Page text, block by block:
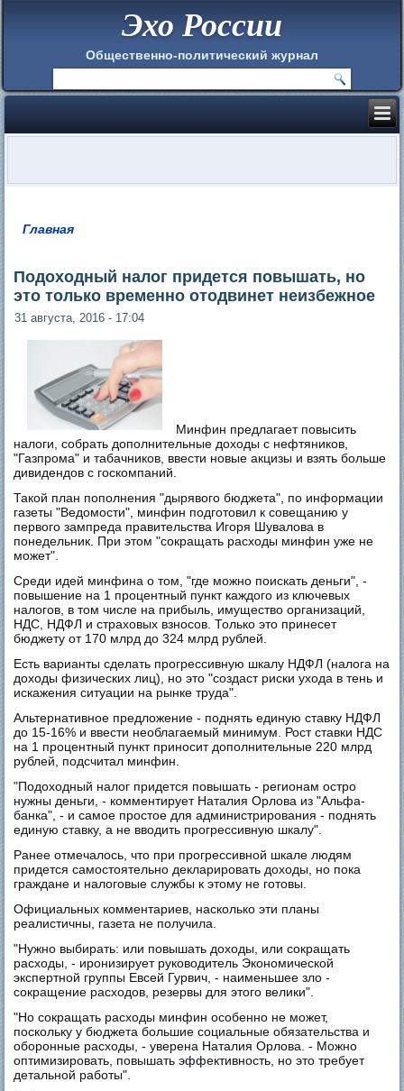
Эхо России
Общественно-политический журнал
Главная
Подоходный налог придется повышать, но
это только временно отодвинет неизбежное
31 августа, 2016 - 17:04
Минфин предлагает повысить
налоги, собрать дополнительные доходы с нефтяников,
"Газпрома" и табачников, ввести новые акцизы и взять больше
дивидендов с госкомпаний.
Такой план пополнения "дырявого бюджета", по информации
газеты "Ведомости", минфин подготовил к совещанию у
первого зампреда правительства Игоря Шувалова в
понедельник. При этом "сокращать расходы минфин уже не
может".
Среди идей минфина о том, "где можно поискать деньги", -
повышение на 1 процентный пункт каждого из ключевых
налогов, в том числе на прибыль, имущество организаций,
НДС, НДФЛ и страховых взносов. Только это принесет
бюджету от 170 млрд до 324 млрд рублей.
Есть варианты сделать прогрессивную шкалу НДФЛ (налога на
доходы физических лиц), но это "создаст риски ухода в тень и
искажения ситуации на рынке труда".
Альтернативное предложение - поднять единую ставку НДФЛ
до 15-16% и ввести необлагаемый минимум. Рост ставки НДС
на 1 процентный пункт приносит дополнительные 220 млрд
рублей, подсчитал минфин.
"Подоходный налог придется повышать - регионам остро
нужны деньги, - комментирует Наталия Орлова из "Альфа-
банка", - и самое простое для администрирования - поднять
единую ставку, а не вводить прогрессивную шкалу".
Ранее отмечалось, что при прогрессивной шкале людям
придется самостоятельно декларировать доходы, но пока
граждане и налоговые службы к этому не готовы.
Официальных комментариев, насколько эти планы
реалистичны, газета не получила.
"Нужно выбирать: или повышать доходы, или сокращать
расходы, - иронизирует руководитель Экономической
экспертной группы Евсей Гурвич, - наименьшее зло -
сокращение расходов, резервы для этого велики".
"Но сокращать расходы минфин особенно не может,
поскольку у бюджета большие социальные обязательства и
оборонные расходы, - уверена Наталия Орлова. - Можно
оптимизировать, повышать эффективность, но это требует
детальной работы".